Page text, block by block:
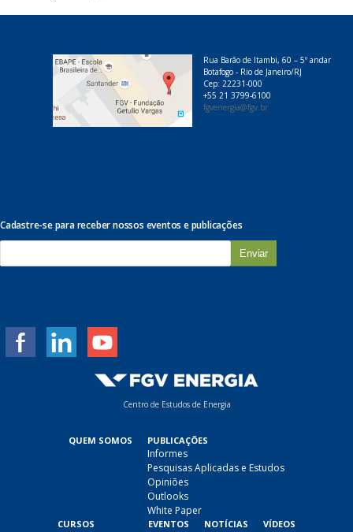
Rua Barão de Itambi, 60 – 5º andar
Botafogo - Rio de Janeiro/RJ
Cep: 22231-000
+55 21 3799-6100
fgvenergia@fgv.br
Cadastre-se para receber nossos eventos e publicações
m
Centro de Estudos de Energia
QUEM SOMOS PUBLICAÇÕES
Informes
Pesquisas Aplicadas e Estudos
Opiniões
Outlooks
White Paper
CURSOS EVENTOS NOTÍCIAS VÍDEOS